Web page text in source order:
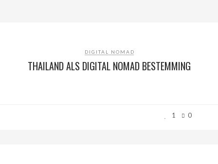
DIGITAL NOMAD
THAILAND ALS DIGITAL NOMAD BESTEMMING
1 0